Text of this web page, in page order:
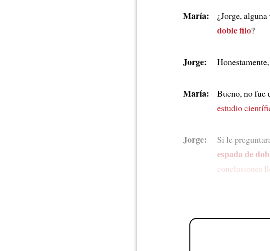
María: ¿Jorge,
doble filo?
Jorge:
María:
Bueno, no fue
estudio
Jorge: Si le
espada de
conclusiones